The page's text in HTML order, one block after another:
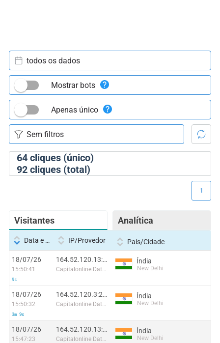
64cliques (único)
92cliques (total)
todos os dados
Mostrar bots
Apenas único
Visitantes Analítica
1
Data e hora IP/Provedor País/Cidade
18/07/26
15:50:41
9s
164.52.120.13:50098
Capitalonline Data Service (HK) Co
Índia
New Delhi
18/07/26
15:50:32
3m 9s
164.52.120.3:28167
Capitalonline Data Service (HK) Co
Índia
New Delhi
18/07/26
15:47:23
164.52.120.13:61259
Capitalonline Data Service (HK) Co
Índia
New Delhi